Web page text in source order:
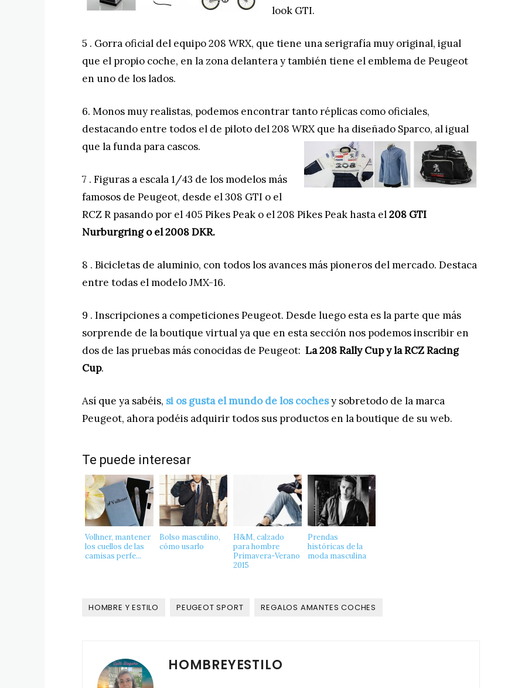
look GTI.
5 . Gorra oficial del equipo 208 WRX, que tiene una serigrafía muy original, igual
que el propio coche, en la zona delantera y también tiene el emblema de Peugeot
en uno de los lados.
6. Monos muy realistas, podemos encontrar tanto réplicas como oficiales,
destacando entre todos el de piloto del 208 WRX que ha diseñado Sparco, al igual
que la funda para cascos.
7 . Figuras a escala 1/43 de los modelos más
famosos de Peugeot, desde el 308 GTI o el
RCZ R pasando por el 405 Pikes Peak o el 208 Pikes Peak hasta el208 GTI
Nurburgring o el 2008 DKR.
8 . Bicicletas de aluminio, con todos los avances más pioneros del mercado. Destaca
entre todas el modelo JMX-16.
9 . Inscripciones a competiciones Peugeot. Desde luego esta es la parte que más
sorprende de la boutique virtual ya que en esta sección nos podemos inscribir en
dos de las pruebas más conocidas de Peugeot: La 208 Rally Cup y la RCZ Racing
Cup.
Así que ya sabéis, si os gusta el mundo de los cochesy sobretodo de la marca
Peugeot, ahora podéis adquirir todos sus productos en la boutique de su web.
Te puede interesar
Volhner, mantener
los cuellos de las
camisas perfe...
Bolso masculino,
cómo usarlo
H&M, calzado
para hombre
Primavera-Verano
2015
Prendas
históricas de la
moda masculina
HOMBRE Y ESTILO PEUGEOT SPORT REGALOS AMANTES COCHES
HOMBREYESTILO